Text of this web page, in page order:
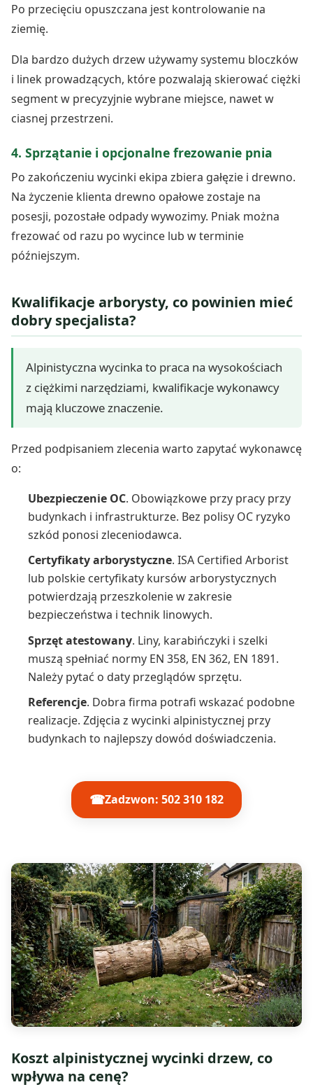
Po przecięciu opuszczana jest kontrolowanie na
ziemię.
Dla bardzo dużych drzew używamy systemu bloczków
i linek prowadzących, które pozwalają skierować ciężki
segment w precyzyjnie wybrane miejsce, nawet w
ciasnej przestrzeni.
4. Sprzątanie i opcjonalne frezowanie pnia
Po zakończeniu wycinki ekipa zbiera gałęzie i drewno.
Na życzenie klienta drewno opałowe zostaje na
posesji, pozostałe odpady wywozimy. Pniak można
frezować od razu po wycince lub w terminie
późniejszym.
Kwalifikacje arborysty, co powinien mieć
dobry specjalista?
Alpinistyczna wycinka to praca na wysokościach
z ciężkimi narzędziami, kwalifikacje wykonawcy
mają kluczowe znaczenie.
Przed podpisaniem zlecenia warto zapytać wykonawcę
o:
Ubezpieczenie OC. Obowiązkowe przy pracy przy
budynkach i infrastrukturze. Bez polisy OC ryzyko
szkód ponosi zleceniodawca.
Certyfikaty arborystyczne. ISA Certified Arborist
lub polskie certyfikaty kursów arborystycznych
potwierdzają przeszkolenie w zakresie
bezpieczeństwa i technik linowych.
Sprzęt atestowany. Liny, karabińczyki i szelki
muszą spełniać normy EN 358, EN 362, EN 1891.
Należy pytać o daty przeglądów sprzętu.
Referencje. Dobra firma potrafi wskazać podobne
realizacje. Zdjęcia z wycinki alpinistycznej przy
budynkach to najlepszy dowód doświadczenia.
☎Zadzwon: 502 310 182
Koszt alpinistycznej wycinki drzew, co
wpływa na cenę?